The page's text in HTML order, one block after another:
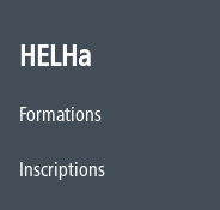
HELHa
Formations
Inscriptions